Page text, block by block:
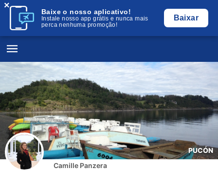
Baixe o nosso aplicativo!
Instale nosso app grátis e nunca mais
perca nenhuma promoção!
Baixar
×
PUCÓN
Camille Panzera